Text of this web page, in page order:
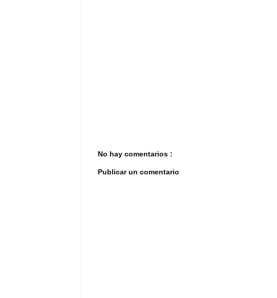
No hay comentarios :
Publicar un comentario